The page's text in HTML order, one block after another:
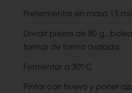
Prefermentar en masa 15
Dividir piezas de 80 g.,
formar de forma ovalada.
Fermentar a 30º C
Pintar con huevo y poner